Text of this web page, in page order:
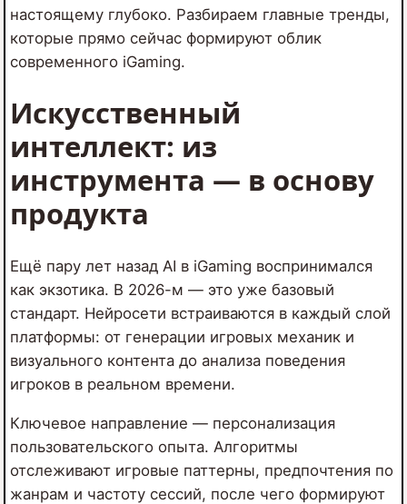
настоящему глубоко. Разбираем главные тренды,
которые прямо сейчас формируют облик
современного iGaming.
Искусственный
интеллект: из
инструмента — в основу
продукта
Ещё пару лет назад AI в iGaming воспринимался
как экзотика. В 2026-м — это уже базовый
стандарт. Нейросети встраиваются в каждый слой
платформы: от генерации игровых механик и
визуального контента до анализа поведения
игроков в реальном времени.
Ключевое направление — персонализация
пользовательского опыта. Алгоритмы
отслеживают игровые паттерны, предпочтения по
жанрам и частоту сессий, после чего формируют